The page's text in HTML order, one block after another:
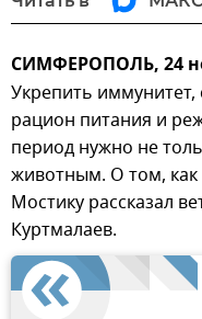
СИМФЕРОПОЛЬ, 24
Укрепить
рацион питания и
период нужно не
животным. О том, как
Мостику рассказал
Куртмалаев.